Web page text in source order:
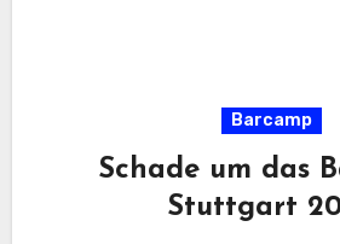
Barcamp
Schade um das
Stuttgart